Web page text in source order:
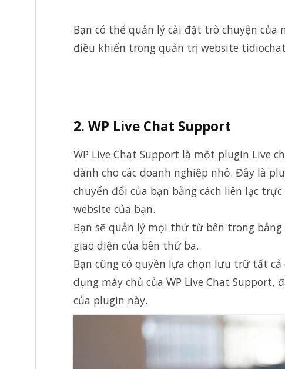
Bạn có thể quản lý cài đặt trò chuyện
điều khiển trong quản trị website
2. WP Live Chat Support
WP Live Chat Support là một plugin Live
dành cho các doanh nghiệp nhỏ. Đây là
chuyển đổi của bạn bằng cách liên lạc
website của bạn.
Bạn sẽ quản lý mọi thứ từ bên trong
giao diện của bên thứ ba.
Bạn cũng có quyền lựa chọn lưu trữ tất
dụng máy chủ của WP Live Chat
của plugin này.